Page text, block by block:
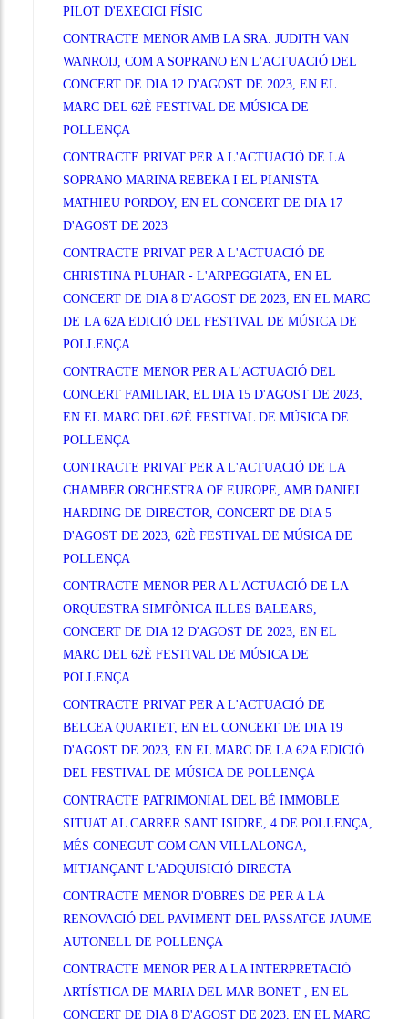
PILOT D'EXECICI FÍSIC
CONTRACTE MENOR AMB LA SRA. JUDITH VAN
WANROIJ, COM A SOPRANO EN L'ACTUACIÓ DEL
CONCERT DE DIA 12 D'AGOST DE 2023, EN EL
MARC DEL 62È FESTIVAL DE MÚSICA DE
POLLENÇA
CONTRACTE PRIVAT PER A L'ACTUACIÓ DE LA
SOPRANO MARINA REBEKA I EL PIANISTA
MATHIEU PORDOY, EN EL CONCERT DE DIA 17
D'AGOST DE 2023
CONTRACTE PRIVAT PER A L'ACTUACIÓ DE
CHRISTINA PLUHAR - L'ARPEGGIATA, EN EL
CONCERT DE DIA 8 D'AGOST DE 2023, EN EL MARC
DE LA 62A EDICIÓ DEL FESTIVAL DE MÚSICA DE
POLLENÇA
CONTRACTE MENOR PER A L'ACTUACIÓ DEL
CONCERT FAMILIAR, EL DIA 15 D'AGOST DE 2023,
EN EL MARC DEL 62È FESTIVAL DE MÚSICA DE
POLLENÇA
CONTRACTE PRIVAT PER A L'ACTUACIÓ DE LA
CHAMBER ORCHESTRA OF EUROPE, AMB DANIEL
HARDING DE DIRECTOR, CONCERT DE DIA 5
D'AGOST DE 2023, 62È FESTIVAL DE MÚSICA DE
POLLENÇA
CONTRACTE MENOR PER A L'ACTUACIÓ DE LA
ORQUESTRA SIMFÒNICA ILLES BALEARS,
CONCERT DE DIA 12 D'AGOST DE 2023, EN EL
MARC DEL 62È FESTIVAL DE MÚSICA DE
POLLENÇA
CONTRACTE PRIVAT PER A L'ACTUACIÓ DE
BELCEA QUARTET, EN EL CONCERT DE DIA 19
D'AGOST DE 2023, EN EL MARC DE LA 62A EDICIÓ
DEL FESTIVAL DE MÚSICA DE POLLENÇA
CONTRACTE PATRIMONIAL DEL BÉ IMMOBLE
SITUAT AL CARRER SANT ISIDRE, 4 DE POLLENÇA,
MÉS CONEGUT COM CAN VILLALONGA,
MITJANÇANT L'ADQUISICIÓ DIRECTA
CONTRACTE MENOR D'OBRES DE PER A LA
RENOVACIÓ DEL PAVIMENT DEL PASSATGE JAUME
AUTONELL DE POLLENÇA
CONTRACTE MENOR PER A LA INTERPRETACIÓ
ARTÍSTICA DE MARIA DEL MAR BONET , EN EL
CONCERT DE DIA 8 D'AGOST DE 2023, EN EL MARC